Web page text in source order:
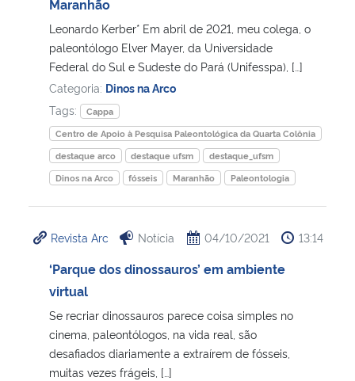
Maranhão
Leonardo Kerber* Em abril de 2021, meu colega, o
paleontólogo Elver Mayer, da Universidade
Federal do Sul e Sudeste do Pará (Unifesspa), […]
Categoria: Dinos na Arco
Tags:
Cappa
Centro de Apoio à Pesquisa Paleontológica da Quarta Colônia
destaque arco
destaque ufsm
destaque_ufsm
Dinos na Arco
fósseis Maranhão Paleontologia
Revista Arc Notícia 04/10/2021 13:14
‘Parque dos dinossauros’ em ambiente
virtual
Se recriar dinossauros parece coisa simples no
cinema, paleontólogos, na vida real, são
desafiados diariamente a extraírem de fósseis,
muitas vezes frágeis, […]